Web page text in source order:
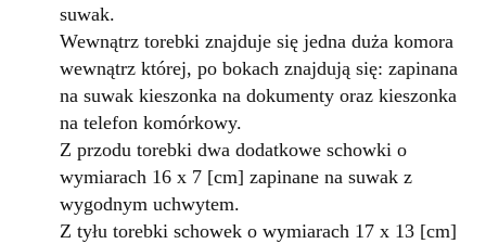
suwak.
Wewnątrz torebki znajduje się jedna duża komora
wewnątrz której, po bokach znajdują się: zapinana
na suwak kieszonka na dokumenty oraz kieszonka
na telefon komórkowy.
Z przodu torebki dwa dodatkowe schowki o
wymiarach 16 x 7 [cm] zapinane na suwak z
wygodnym uchwytem.
Z tyłu torebki schowek o wymiarach 17 x 13 [cm]